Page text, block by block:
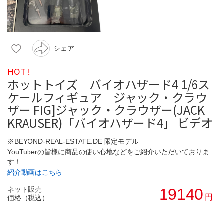
シェア
HOT !
ホットトイズ バイオハザード4 1/6ス
ケールフィギュア ジャック・クラウ
ザー FIG]ジャック・クラウザー(JACK
KRAUSER)「バイオハザード4」 ビデオ
※BEYOND-REAL-ESTATE.DE 限定モデル
YouTuberの皆様に商品の使い心地などをご紹介いただいておりま
す！
紹介動画はこちら
ネット販売
価格（税込）
19140 円